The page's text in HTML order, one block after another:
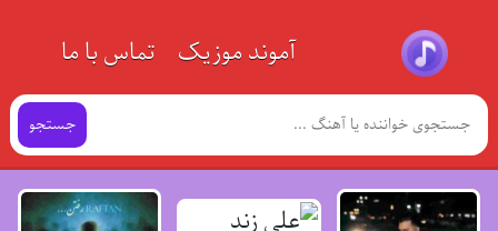
آموند موزیک تماس با ما
جستجو